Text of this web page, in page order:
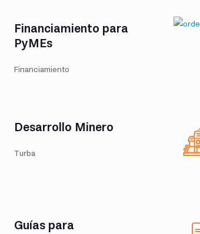
Financiamiento para
PyMEs
Financiamiento
Desarrollo Minero
Turba
Guías para